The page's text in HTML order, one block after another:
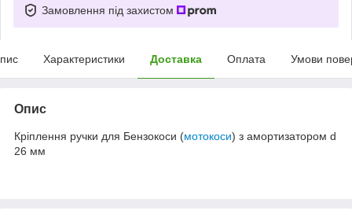
Замовлення під захистом
Характеристики Доставка Оплата Умови
Опис
Кріплення ручки для Бензокоси (мотокоси) з амортизатором d
26 мм